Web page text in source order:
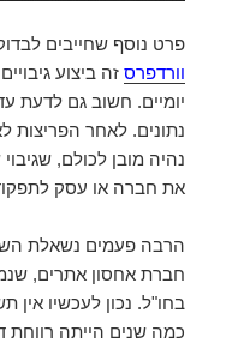
פרט נוסף שחייבים
וורדפרס זה ביצוע
יומיים. חשוב גם לדעת
נתונים. לאחר הפריצות
נהיה מובן לכולם,
את חברה או עסק
הרבה פעמים נשאלת
חברת אחסון אתרים,
בחו"ל. נכון לעכשיו
כמה שנים הייתה